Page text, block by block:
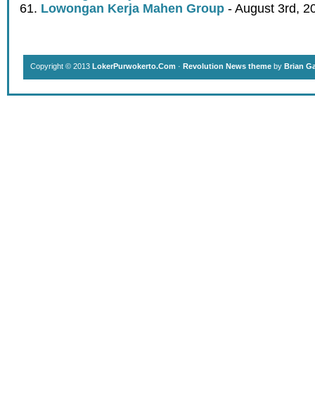
Lowongan Kerja Mahen Group - August 3rd,
Copyright © 2013 LokerPurwokerto.Com · Revolution News theme by Brian